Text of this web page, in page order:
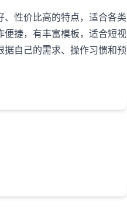
性价比高的特点，适合各类
便捷，有丰富模板，适合短视
自己的需求、操作习惯和预